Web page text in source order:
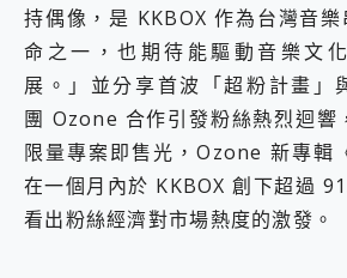
近八千元的 Soundcore Liberty 5 Pro Max，有螢幕的耳機會是智商稅嗎?
ASUS Pad 全面應援 Me Time，加碼愛奇藝黃金雙周卡體驗，專案價最低 NT$0 起
榮耀 HONOR 600 Pro x MOLLY Limited Edition 限量版開賣，攜手味全龍進駐大巨蛋萬人盛典
持偶像，是 KKBOX 作為台灣音
命之一，也期待能驅動音樂文
展。」並分享首波「超粉計畫」
團 Ozone 合作引發粉絲熱烈迴響
限量專案即售光，Ozone 新專輯
在一個月內於 KKBOX 創下超過
看出粉絲經濟對市場熱度的激發。